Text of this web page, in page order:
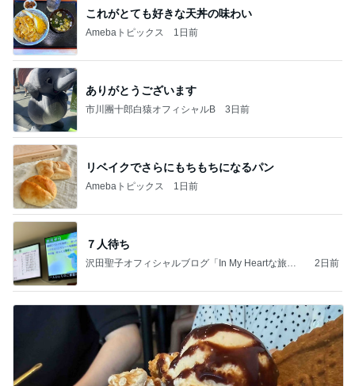
これがとても好きな天丼の味わい
Amebaトピックス 1日前
ありがとうございます
市川團十郎白猿オフィシャルB 3日前
リベイクでさらにもちもちになるパン
Amebaトピックス 1日前
７人待ち
沢田聖子オフィシャルブログ「In My Heartな旅日
2日前